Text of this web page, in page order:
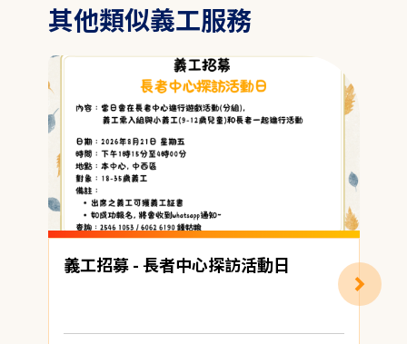
其他類似義工服務
義工招募 - 長者中心探訪活動日